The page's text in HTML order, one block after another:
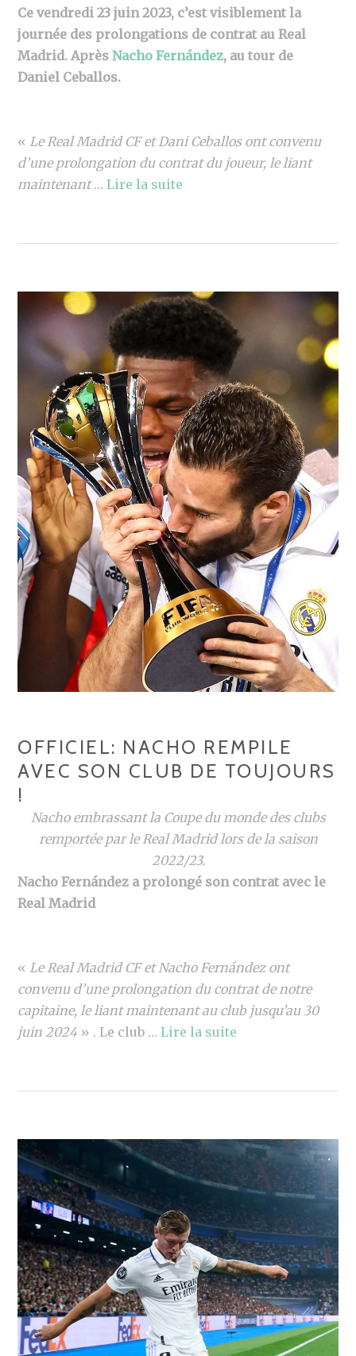
Ce vendredi 23 juin 2023, c’est visiblement la
journée des prolongations de contrat au Real
Madrid. AprèsNacho Fernández, au tour de
Daniel Ceballos.
« Le Real Madrid CF et Dani Ceballos ont convenu
d’une prolongation du contrat du joueur, le liant
maintenant…Lire la suite
OFFICIEL: NACHO REMPILE
AVEC SON CLUB DE TOUJOURS
!
Nacho embrassant la Coupe du monde des clubs
remportée par le Real Madrid lors de la saison
2022/23.
Nacho Fernández a prolongé son contrat avec le
Real Madrid
« Le Real Madrid CF et Nacho Fernández ont
convenu d’une prolongation du contrat de notre
capitaine, le liant maintenant au club jusqu’au 30
juin 2024 » . Le club …Lire la suite